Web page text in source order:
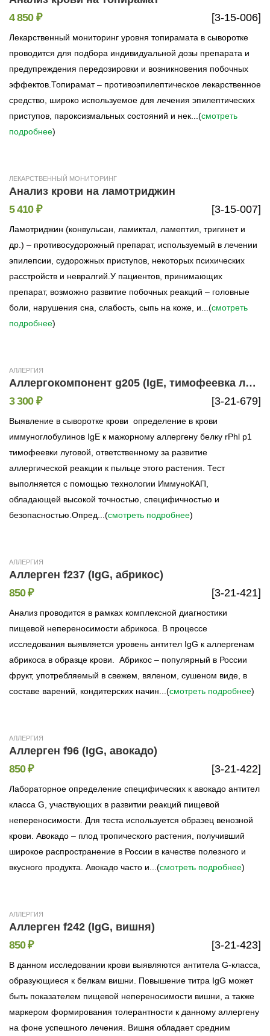
[3-15-006]
4 850 ₽
Лекарственный мониторинг уровня топирамата в сыворотке
проводится для подбора индивидуальной дозы препарата и
предупреждения передозировки и возникновения побочных
эффектов.Топирамат – противоэпилептическое лекарственное
средство, широко используемое для лечения эпилептических
приступов, пароксизмальных состояний и нек...(смотреть
подробнее)
ЛЕКАРСТВЕННЫЙ МОНИТОРИНГ
Анализ крови на ламотриджин
[3-15-007]
5 410 ₽
Ламотриджин (конвульсан, ламиктал, ламептил, тригинет и
др.) – противосудорожный препарат, используемый в лечении
эпилепсии, судорожных приступов, некоторых психических
расстройств и невралгий.У пациентов, принимающих
препарат, возможно развитие побочных реакций – головные
боли, нарушения сна, слабость, сыпь на коже, и...(смотреть
подробнее)
АЛЛЕРГИЯ
Аллергокомпонент g205 (IgE, тимофеевка луговая rPhl p1, ImmunoCAP)
[3-21-679]
3 300 ₽
Выявление в сыворотке крови определение в крови
иммуноглобулинов IgE к мажорному аллергену белку rPhl p1
тимофеевки луговой, ответственному за развитие
аллергической реакции к пыльце этого растения. Тест
выполняется с помощью технологии ИммуноКАП,
обладающей высокой точностью, специфичностью и
безопасностью.Опред...(смотреть подробнее)
АЛЛЕРГИЯ
Аллерген f237 (IgG, абрикос)
[3-21-421]
850 ₽
Анализ проводится в рамках комплексной диагностики
пищевой непереносимости абрикоса. В процессе
исследования выявляется уровень антител IgG к аллергенам
абрикоса в образце крови. Абрикос – популярный в России
фрукт, употребляемый в свежем, вяленом, сушеном виде, в
составе варений, кондитерских начин...(смотреть подробнее)
АЛЛЕРГИЯ
Аллерген f96 (IgG, авокадо)
[3-21-422]
850 ₽
Лабораторное определение специфических к авокадо антител
класса G, участвующих в развитии реакций пищевой
непереносимости. Для теста используется образец венозной
крови. Авокадо – плод тропического растения, получивший
широкое распространение в России в качестве полезного и
вкусного продукта. Авокадо часто и...(смотреть подробнее)
АЛЛЕРГИЯ
Аллерген f242 (IgG, вишня)
[3-21-423]
850 ₽
В данном исследовании крови выявляются антитела G-класса,
образующиеся к белкам вишни. Повышение титра IgG может
быть показателем пищевой непереносимости вишни, а также
маркером формирования толерантности к данному аллергену
на фоне успешного лечения. Вишня обладает средним